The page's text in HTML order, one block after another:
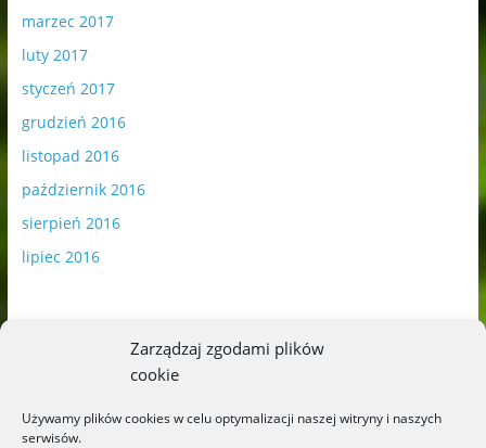
Zarządzaj zgodami plików
cookie
Używamy plików cookies w celu optymalizacji naszej witryny i naszych
serwisów.
marzec 2017
luty 2017
styczeń 2017
grudzień 2016
listopad 2016
październik 2016
sierpień 2016
lipiec 2016